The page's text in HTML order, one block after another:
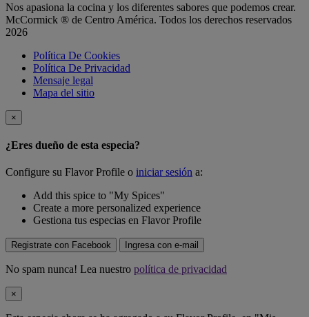
Nos apasiona la cocina y los diferentes sabores que podemos crear.
McCormick ® de Centro América. Todos los derechos reservados
2026
Política De Cookies
Política De Privacidad
Mensaje legal
Mapa del sitio
×
¿Eres dueño de esta especia?
Configure su Flavor Profile o iniciar sesión a:
Add this spice to "My Spices"
Create a more personalized experience
Gestiona tus especias en Flavor Profile
Registrate con Facebook Ingresa con e-mail
No spam nunca! Lea nuestro política de privacidad
×